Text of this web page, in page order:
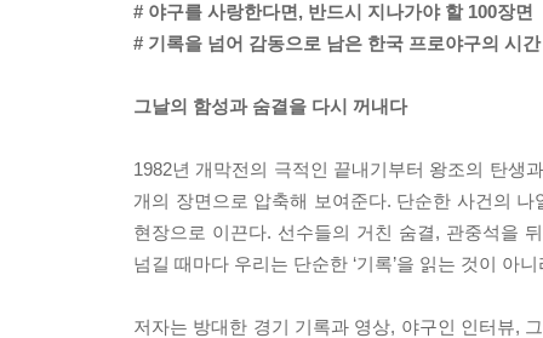
# 야구를 사랑한다면, 반드시 지나가야 할 100장면
# 기록을 넘어 감동으로 남은 한국 프로야구의 시간
그날의 함성과 숨결을 다시 꺼내다
1982년 개막전의 극적인 끝내기부터 왕조의 탄생
개의 장면으로 압축해 보여준다. 단순한 사건의
현장으로 이끈다. 선수들의 거친 숨결, 관중석을
넘길 때마다 우리는 단순한 ‘기록’을 읽는 것이 아
저자는 방대한 경기 기록과 영상, 야구인 인터뷰,